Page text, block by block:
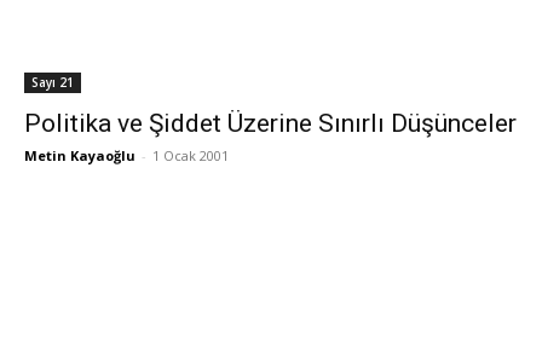
Sayı 21
Politika ve Şiddet Üzerine Sınırlı Düşünceler
Metin Kayaoğlu - 1 Ocak 2001